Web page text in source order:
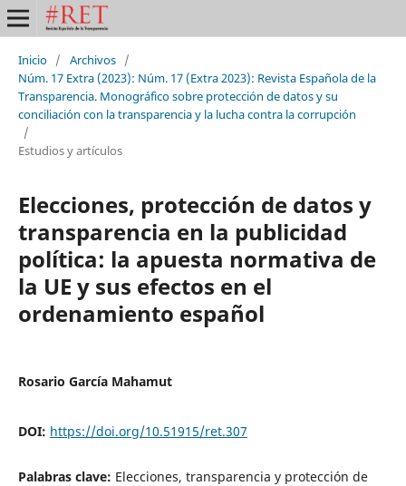
Inicio / Archivos /
Núm. 17 Extra (2023): Núm. 17 (Extra 2023): Revista Española de la
Transparencia. Monográfico sobre protección de datos y su
conciliación con la transparencia y la lucha contra la corrupción
/
Estudios y artículos
Elecciones, protección de datos y
transparencia en la publicidad
política: la apuesta normativa de
la UE y sus efectos en el
ordenamiento español
Rosario García Mahamut
DOI: https://doi.org/10.51915/ret.307
Palabras clave: Elecciones, transparencia y protección de